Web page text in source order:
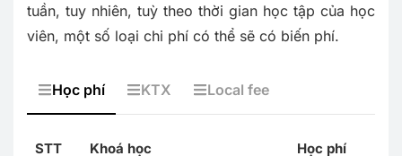
tuần, tuy nhiên, tuỳ theo thời gian học tập của học
viên, một số loại chi phí có thể sẽ có biến phí.
Học phí KTX Local fee
STT Khoá học Học phí